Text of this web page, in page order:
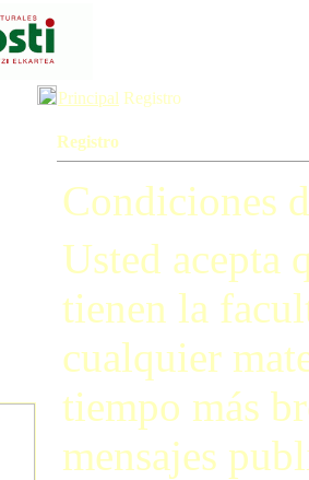
Principal Registro
Registro
Condiciones
Usted acepta
tienen la
cualquier
tiempo más
mensajes